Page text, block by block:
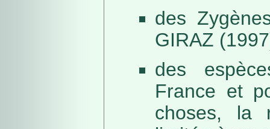
des
GIRAZ
des
France et
choses, la